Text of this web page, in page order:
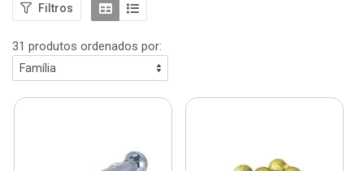
Filtros
31 produtos ordenados por: